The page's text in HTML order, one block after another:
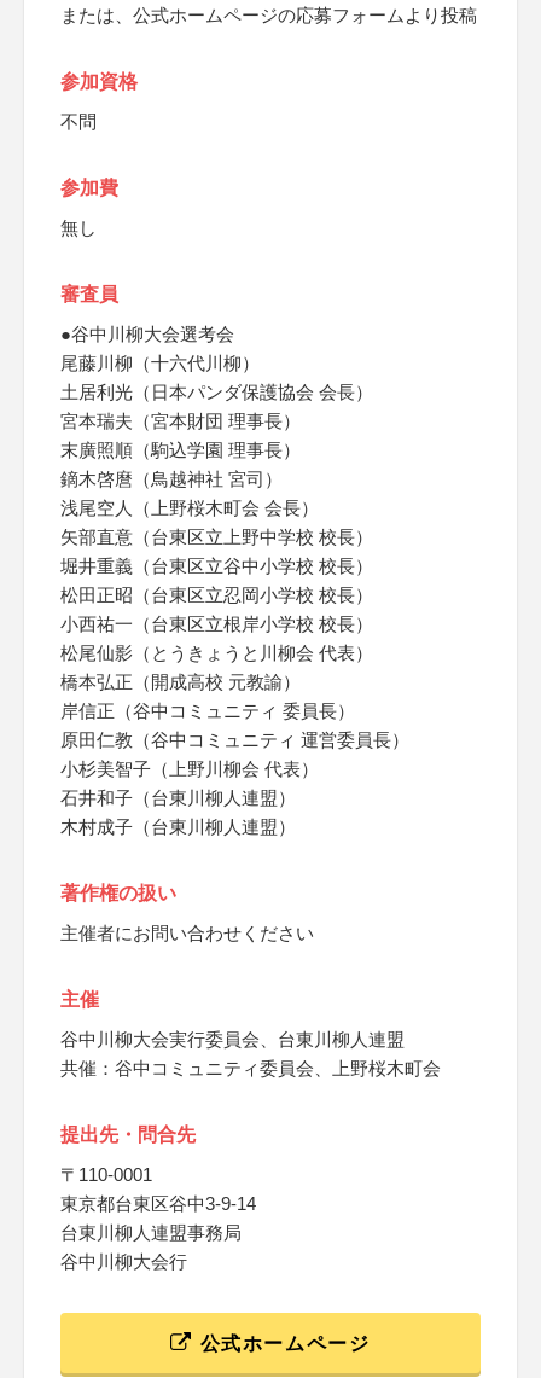
または、公式ホームページの応募フォームより投稿
参加資格
不問
参加費
無し
審査員
●谷中川柳大会選考会
尾藤川柳（十六代川柳）
土居利光（日本パンダ保護協会 会長）
宮本瑞夫（宮本財団 理事長）
末廣照順（駒込学園 理事長）
鏑木啓麿（鳥越神社 宮司）
浅尾空人（上野桜木町会 会長）
矢部直意（台東区立上野中学校 校長）
堀井重義（台東区立谷中小学校 校長）
松田正昭（台東区立忍岡小学校 校長）
小西祐一（台東区立根岸小学校 校長）
松尾仙影（とうきょうと川柳会 代表）
橋本弘正（開成高校 元教諭）
岸信正（谷中コミュニティ 委員長）
原田仁教（谷中コミュニティ 運営委員長）
小杉美智子（上野川柳会 代表）
石井和子（台東川柳人連盟）
木村成子（台東川柳人連盟）
著作権の扱い
主催者にお問い合わせください
主催
谷中川柳大会実行委員会、台東川柳人連盟
共催：谷中コミュニティ委員会、上野桜木町会
提出先・問合先
〒110-0001
東京都台東区谷中3-9-14
台東川柳人連盟事務局
谷中川柳大会行
公式ホームページ